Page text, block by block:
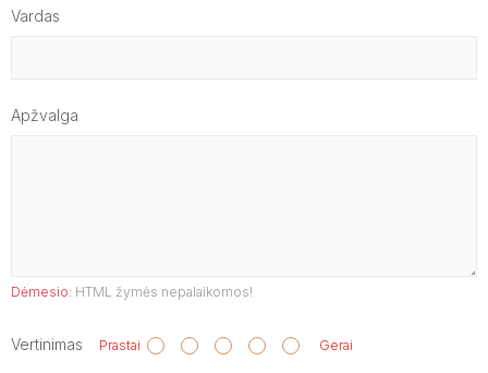
Vardas
Apžvalga
Dėmesio: HTML žymės nepalaikomos!
Vertinimas Prastai Gerai